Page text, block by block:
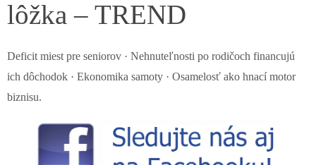
lôžka – TREND
Deficit miest pre seniorov · Nehnuteľnosti po rodičoch financujú
ich dôchodok · Ekonomika samoty · Osamelosť ako hnací motor
biznisu.